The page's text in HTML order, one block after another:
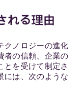
れる理由
クノロジーの進化
者の信頼、企業の
とを受けて制定さ
には、次のような